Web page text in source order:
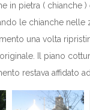
in pietra (
le chianche
una volta
Il piano
restava affidato